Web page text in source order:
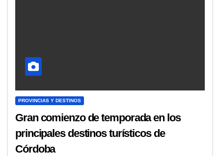
PROVINCIAS Y DESTINOS
Gran comienzo de temporada en los
principales destinos turísticos de
Córdoba